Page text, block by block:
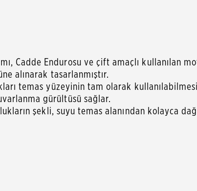
Cadde Endurosu ve çift amaçlı
alınarak tasarlanmıştır.
temas yüzeyinin tam olarak
gürültüsü sağlar.
şekli, suyu temas alanından kolayca